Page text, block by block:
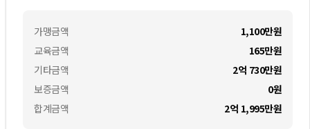
가맹금액
교육금액
기타금액
보증금액
합계금액
1,100만원
165만원
2억 730만원
0원
2억 1,995만원